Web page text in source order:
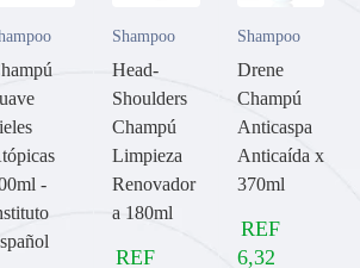
-
Shampoo
Head-
Shoulders
Champú
Limpieza
Renovador
a 180ml
REF
Shampoo
Drene
Champú
Anticaspa
Anticaída x
370ml
REF
6,32